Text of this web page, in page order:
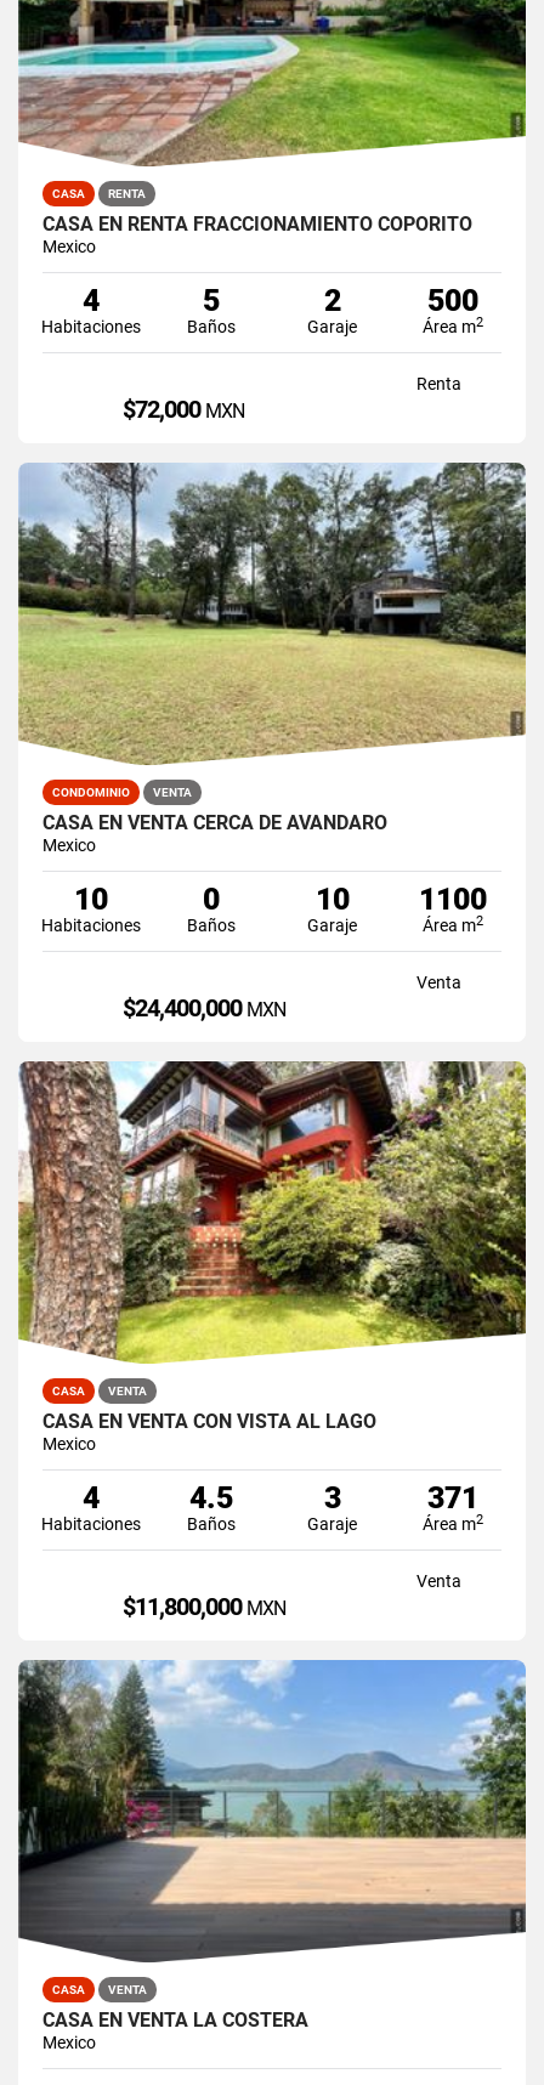
CASA RENTA
CASA EN RENTA FRACCIONAMIENTO COPORITO
Mexico
4
Habitaciones
5
Baños
2
Garaje
500
Área m2
Renta
$72,000 MXN
CONDOMINIO VENTA
CASA EN VENTA CERCA DE AVANDARO
Mexico
10
Habitaciones
0
Baños
10
Garaje
1100
Área m2
Venta
$24,400,000 MXN
CASA VENTA
CASA EN VENTA CON VISTA AL LAGO
Mexico
4
Habitaciones
4.5
Baños
3
Garaje
371
Área m2
Venta
$11,800,000 MXN
CASA VENTA
CASA EN VENTA LA COSTERA
Mexico